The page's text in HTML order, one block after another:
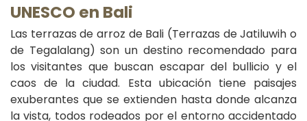
UNESCO en Bali
Las terrazas de arroz de Bali (Terrazas de Jatiluwih o
de Tegalalang) son un destino recomendado para
los visitantes que buscan escapar del bullicio y el
caos de la ciudad. Esta ubicación tiene paisajes
exuberantes que se extienden hasta donde alcanza
la vista, todos rodeados por el entorno accidentado